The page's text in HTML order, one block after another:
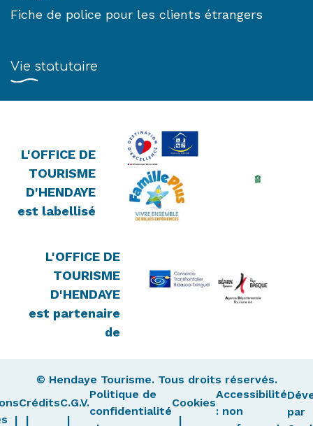
Fiche de police pour les clients étrangers
Vie statutaire
L'OFFICE DE
TOURISME
D'HENDAYE
est labellisé
L'OFFICE DE
TOURISME
D'HENDAYE
est partenaire
de
© Hendaye Tourisme. Tous droits réservés.
CréditsC.G.V.
Politique de
confidentialité
Cookies
Accessibilité
: non
par